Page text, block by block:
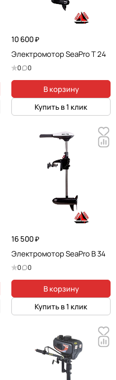
10 600 ₽
Электромотор SeaPro T 24
0 0
В корзину
Купить в 1 клик
16 500 ₽
Электромотор SeaPro B 34
0 0
В корзину
Купить в 1 клик